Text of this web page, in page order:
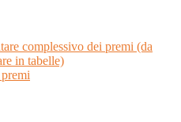
complessivo dei premi (da
in tabelle)